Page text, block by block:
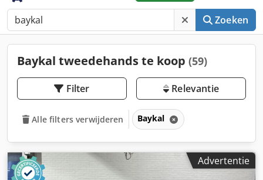
Zoeken
Baykal tweedehands te koop (59)
Filter Relevantie
Alle filters verwijderen Baykal
Advertentie